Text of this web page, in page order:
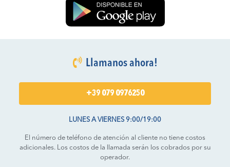
Llamanos ahora!
+39 079 0976250
LUNES A VIERNES 9:00/19:00
El número de teléfono de atención al cliente no tiene costos
adicionales. Los costos de la llamada serán los cobrados por su
operador.